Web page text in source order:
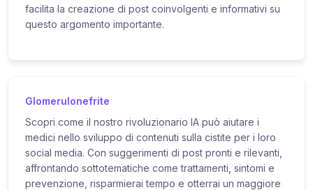
facilita la creazione di post coinvolgenti e informativi su
questo argomento importante.
Glomerulonefrite
Scopri come il nostro rivoluzionario IA può aiutare i
medici nello sviluppo di contenuti sulla cistite per i loro
social media. Con suggerimenti di post pronti e rilevanti,
affrontando sottotematiche come trattamenti, sintomi e
prevenzione, risparmierai tempo e otterrai un maggiore